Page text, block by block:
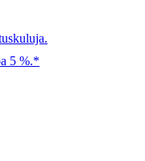
5 %.*